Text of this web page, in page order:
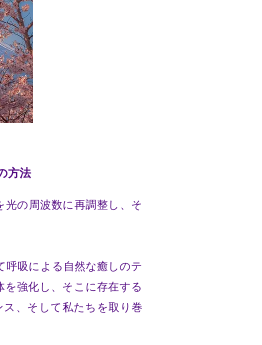
方法
の周波数に再調整し、そ
呼吸による自然な癒しのテ
強化し、そこに存在する
、そして私たちを取り巻